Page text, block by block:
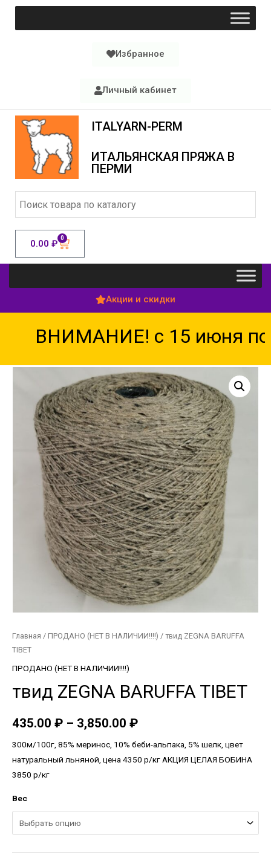
Избранное
Личный кабинет
ITALYARN-PERM
ИТАЛЬЯНСКАЯ ПРЯЖА В
ПЕРМИ
0.00 ₽ 0
Акции и скидки
ВНИМАНИЕ! с 15 июня по
Главная / ПРОДАНО (НЕТ В НАЛИЧИИ!!!!) / твид ZEGNA BARUFFA
TIBET
ПРОДАНО (НЕТ В НАЛИЧИИ!!!!)
твид ZEGNA BARUFFA TIBET
435.00 ₽ – 3,850.00 ₽
300м/100г, 85% меринос, 10% беби-альпака, 5% шелк, цвет
натуральный льняной, цена 4350 р/кг АКЦИЯ ЦЕЛАЯ БОБИНА
3850 р/кг
Вес